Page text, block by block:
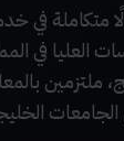
متكاملة في
العليا في
الجامعات